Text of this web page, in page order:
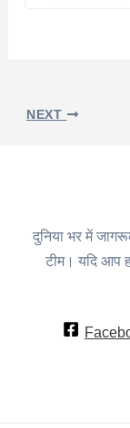
NEXT
दुनिया भर में
टीम। यदि आप